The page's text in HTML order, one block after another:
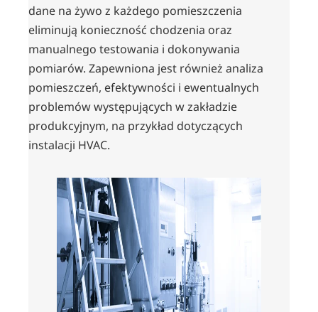
dane na żywo z każdego pomieszczenia
eliminują konieczność chodzenia oraz
manualnego testowania i dokonywania
pomiarów. Zapewniona jest również analiza
pomieszczeń, efektywności i ewentualnych
problemów występujących w zakładzie
produkcyjnym, na przykład dotyczących
instalacji HVAC.